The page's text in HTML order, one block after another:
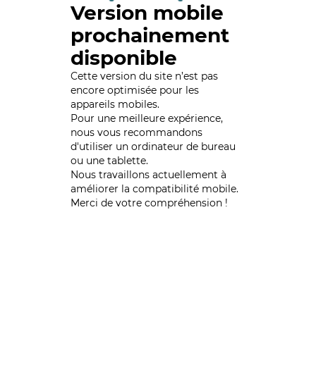
Version mobile
prochainement
disponible
Cette version du site n’est pas
encore optimisée pour les
appareils mobiles.
Pour une meilleure expérience,
nous vous recommandons
d'utiliser un ordinateur de bureau
ou une tablette.
Nous travaillons actuellement à
améliorer la compatibilité mobile.
Merci de votre compréhension !